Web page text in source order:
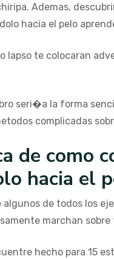
Ademas,
hacia el pelo
lapso te colocaran
seri�a la forma
complicadas
de como
hacia el
algunos de todos los
marchan
hecho para 15